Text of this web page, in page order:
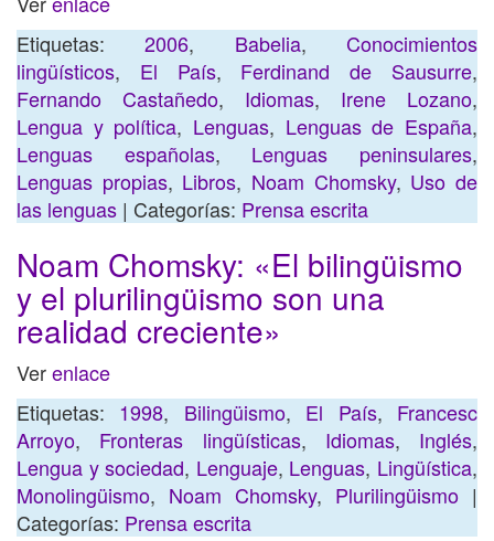
Etiquetas:2006, Babelia,Conocimientos
lingüísticos, El País, Ferdinand de Sausurre,
Fernando Castañedo, Idiomas, Irene Lozano,
Lengua y política, Lenguas, Lenguas de España,
Lenguas españolas, Lenguas peninsulares,
Lenguas propias, Libros, Noam Chomsky, Uso de
las lenguas | Categorías: Prensa escrita
Noam Chomsky: «El bilingüismo
y el plurilingüismo son una
realidad creciente»
Verenlace
Etiquetas: 1998, Bilingüismo, El País, Francesc
Arroyo, Fronteras lingüísticas, Idiomas, Inglés,
Lengua y sociedad, Lenguaje, Lenguas, Lingüística,
Monolingüismo, Noam Chomsky, Plurilingüismo |
Categorías: Prensa escrita